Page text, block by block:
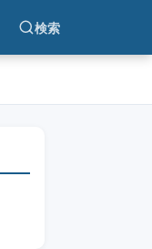
検索